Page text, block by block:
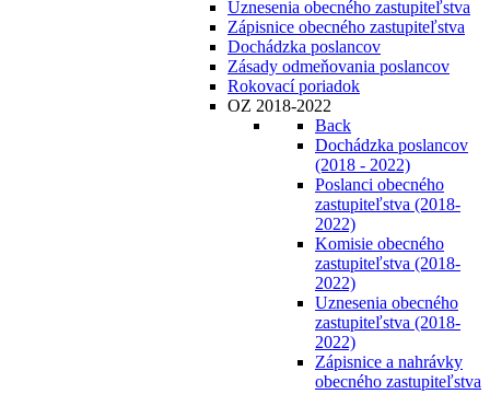
Uznesenia obecného zastupiteľstva
Zápisnice obecného zastupiteľstva
Dochádzka poslancov
Zásady odmeňovania poslancov
Rokovací poriadok
OZ 2018-2022
Back
Dochádzka poslancov
(2018 - 2022)
Poslanci obecného
zastupiteľstva (2018-
2022)
Komisie obecného
zastupiteľstva (2018-
2022)
Uznesenia obecného
zastupiteľstva (2018-
2022)
Zápisnice a nahrávky
obecného zastupiteľstva